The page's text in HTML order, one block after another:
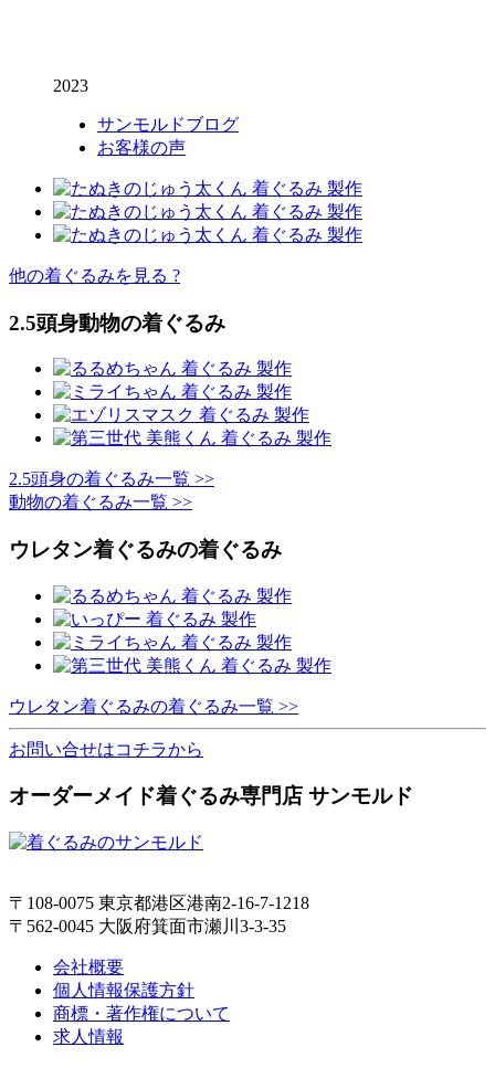
2023
サンモルドブログ
お客様の声
他の着ぐるみを見る ?
2.5頭身動物の着ぐるみ
2.5頭身の着ぐるみ一覧 >>
動物の着ぐるみ一覧 >>
ウレタン着ぐるみの着ぐるみ
ウレタン着ぐるみの着ぐるみ一覧 >>
お問い合せはコチラから
オーダーメイド着ぐるみ専門店 サンモルド
〒108-0075 東京都港区港南2-16-7-1218
〒562-0045 大阪府箕面市瀬川3-3-35
会社概要
個人情報保護方針
商標・著作権について
求人情報